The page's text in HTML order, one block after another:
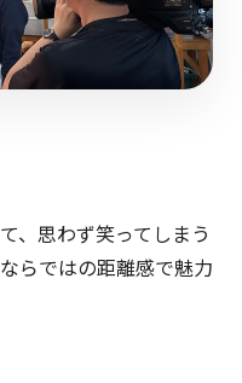
、思わず笑ってしまう
らではの距離感で魅力